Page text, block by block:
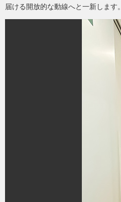
届ける開放的な動線へと一新します。